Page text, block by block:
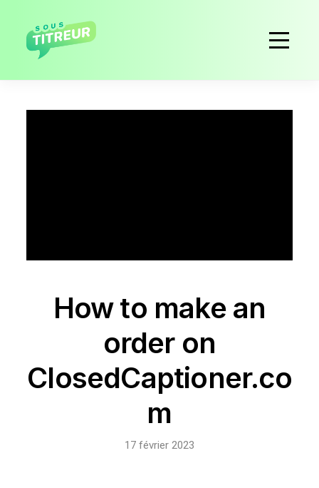
How to make an
order on
ClosedCaptioner.co
m
17 février 2023